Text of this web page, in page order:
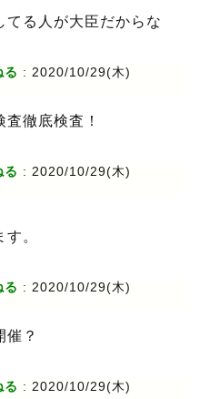
てる人が大臣だからな
る : 2020/10/29(木)
徹底検査！
る : 2020/10/29(木)
。
る : 2020/10/29(木)
催？
る : 2020/10/29(木)